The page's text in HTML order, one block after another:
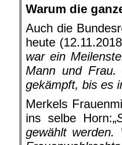
Warum die
Auch die
heute
war ein
Mann und Frau.
gekämpft, bis es
Merkels
ins selbe Horn:„
gewählt